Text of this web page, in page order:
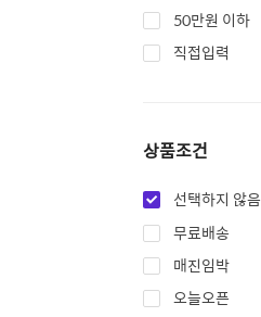
50만원 이하
직접입력
상품조건
선택하지 않음
무료배송
매진임박
오늘오픈